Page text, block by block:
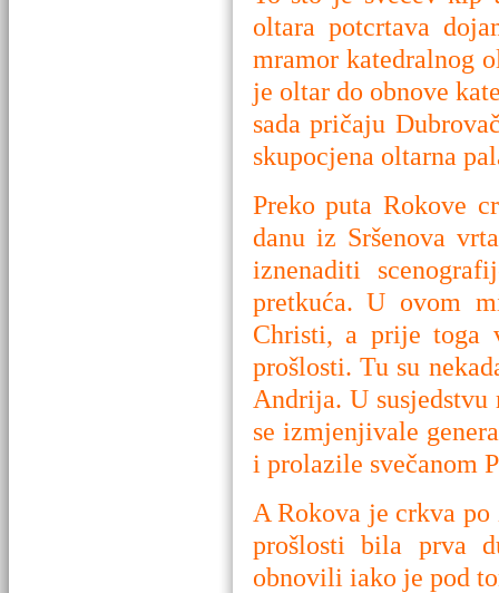
oltara potcrtava
mramor katedralnog
je oltar do obnove
sada pričaju
skupocjena oltarna
Preko puta Rokove
danu iz Sršenova
iznenaditi
pretkuća. U ovom
Christi, a prije toga
prošlosti. Tu su
Andrija. U
se izmjenjivale
i prolazile svečanom
A Rokova je crkva
prošlosti bila prva
obnovili iako je pod